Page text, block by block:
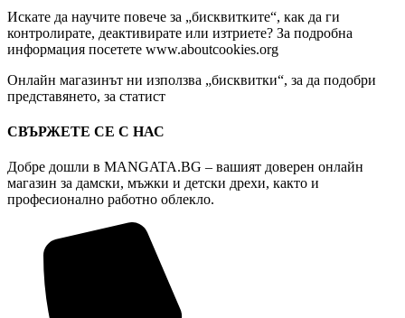
Искате да научите повече за „бисквитките“, как да ги
контролирате, деактивирате или изтриете? За подробна
информация посетете www.aboutcookies.org
Онлайн магазинът ни използва „бисквитки“, за да подобри
представянето, за статист
СВЪРЖЕТЕ СЕ С НАС
Добре дошли в MANGATA.BG – вашият доверен онлайн
магазин за дамски, мъжки и детски дрехи, както и
професионално работно облекло.